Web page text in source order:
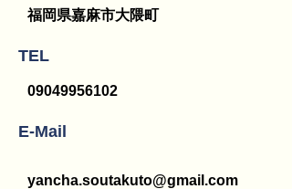
福岡県嘉麻市大隈町
TEL
09049956102
E-Mail
yancha.soutakuto@gmail.com